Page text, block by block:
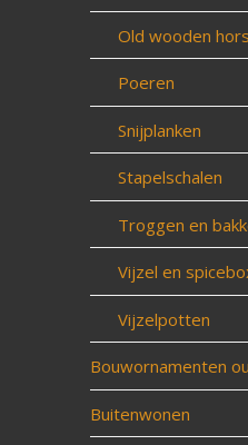
Old wooden
Poeren
Snijplanken
Stapelschalen
Troggen en
Vijzel en
Vijzelpotten
Bouwornamenten
Buitenwonen